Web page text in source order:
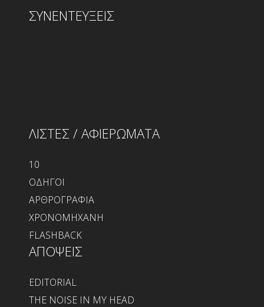
ΣΥΝΕΝΤΕΥΞΕΙΣ
ΛΙΣΤΕΣ / ΑΦΙΕΡΩΜΑΤΑ
10
ΟΔΗΓΟΙ
ΑΡΘΡΟΓΡΑΦΙΑ
ΧΡΟΝΟΜΗΧΑΝΗ
FLASHBACK
ΑΠΟΨΕΙΣ
EDITORIAL
THE NOISE IN MY HEAD